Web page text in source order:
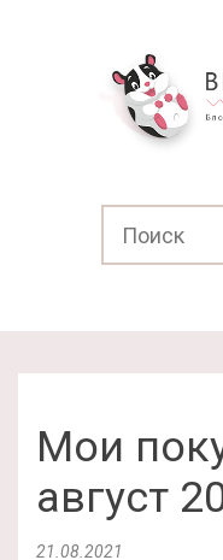
Мои
август
21.08.2021